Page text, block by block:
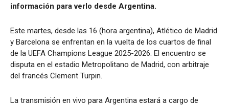
información para verlo desde Argentina.
Este martes, desde las 16 (hora argentina), Atlético de Madrid
y Barcelona se enfrentan en la vuelta de los cuartos de final
de la UEFA Champions League 2025-2026. El encuentro se
disputa en el estadio Metropolitano de Madrid, con arbitraje
del francés Clement Turpin.
La transmisión en vivo para Argentina estará a cargo de